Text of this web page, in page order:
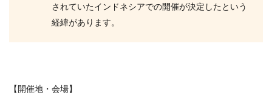
されていたインドネシアでの開催が決定したという
経緯があります。
【開催地・会場】